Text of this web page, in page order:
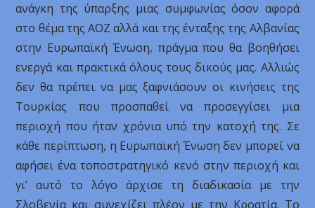
ανάγκη της ύπαρξης μιας συμφωνίας όσον αφορά
στο θέμα της ΑΟΖ αλλά και της ένταξης της Αλβανίας
στην Ευρωπαϊκή Ένωση, πράγμα που θα βοηθήσει
ενεργά και πρακτικά όλους τους δικούς μας. Αλλιώς
δεν θα πρέπει να μας ξαφνιάσουν οι κινήσεις της
Τουρκίας που προσπαθεί να προσεγγίσει μια
περιοχή που ήταν χρόνια υπό την κατοχή της. Σε
κάθε περίπτωση, η Ευρωπαϊκή Ένωση δεν μπορεί να
αφήσει ένα τοποστρατηγικό κενό στην περιοχή και
γι’ αυτό το λόγο άρχισε τη διαδικασία με την
Σλοβενία και συνεχίζει πλέον με την Κροατία. Το